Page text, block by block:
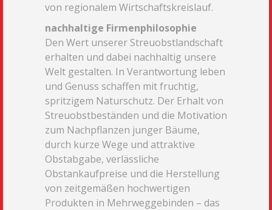
von regionalem Wirtschaftskreislauf.
nachhaltige Firmenphilosophie
Den Wert unserer Streuobstlandschaft
erhalten und dabei nachhaltig unsere
Welt gestalten. In Verantwortung leben
und Genuss schaffen mit fruchtig,
spritzigem Naturschutz. Der Erhalt von
Streuobstbeständen und die Motivation
zum Nachpflanzen junger Bäume,
durch kurze Wege und attraktive
Obstabgabe, verlässliche
Obstankaufpreise und die Herstellung
von zeitgemäßen hochwertigen
Produkten in Mehrweggebinden – das